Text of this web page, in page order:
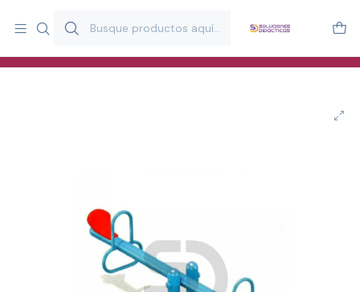
y estimulación infantil en Chile.
Especialistas en recursos educativos para aulas, terapeutas y